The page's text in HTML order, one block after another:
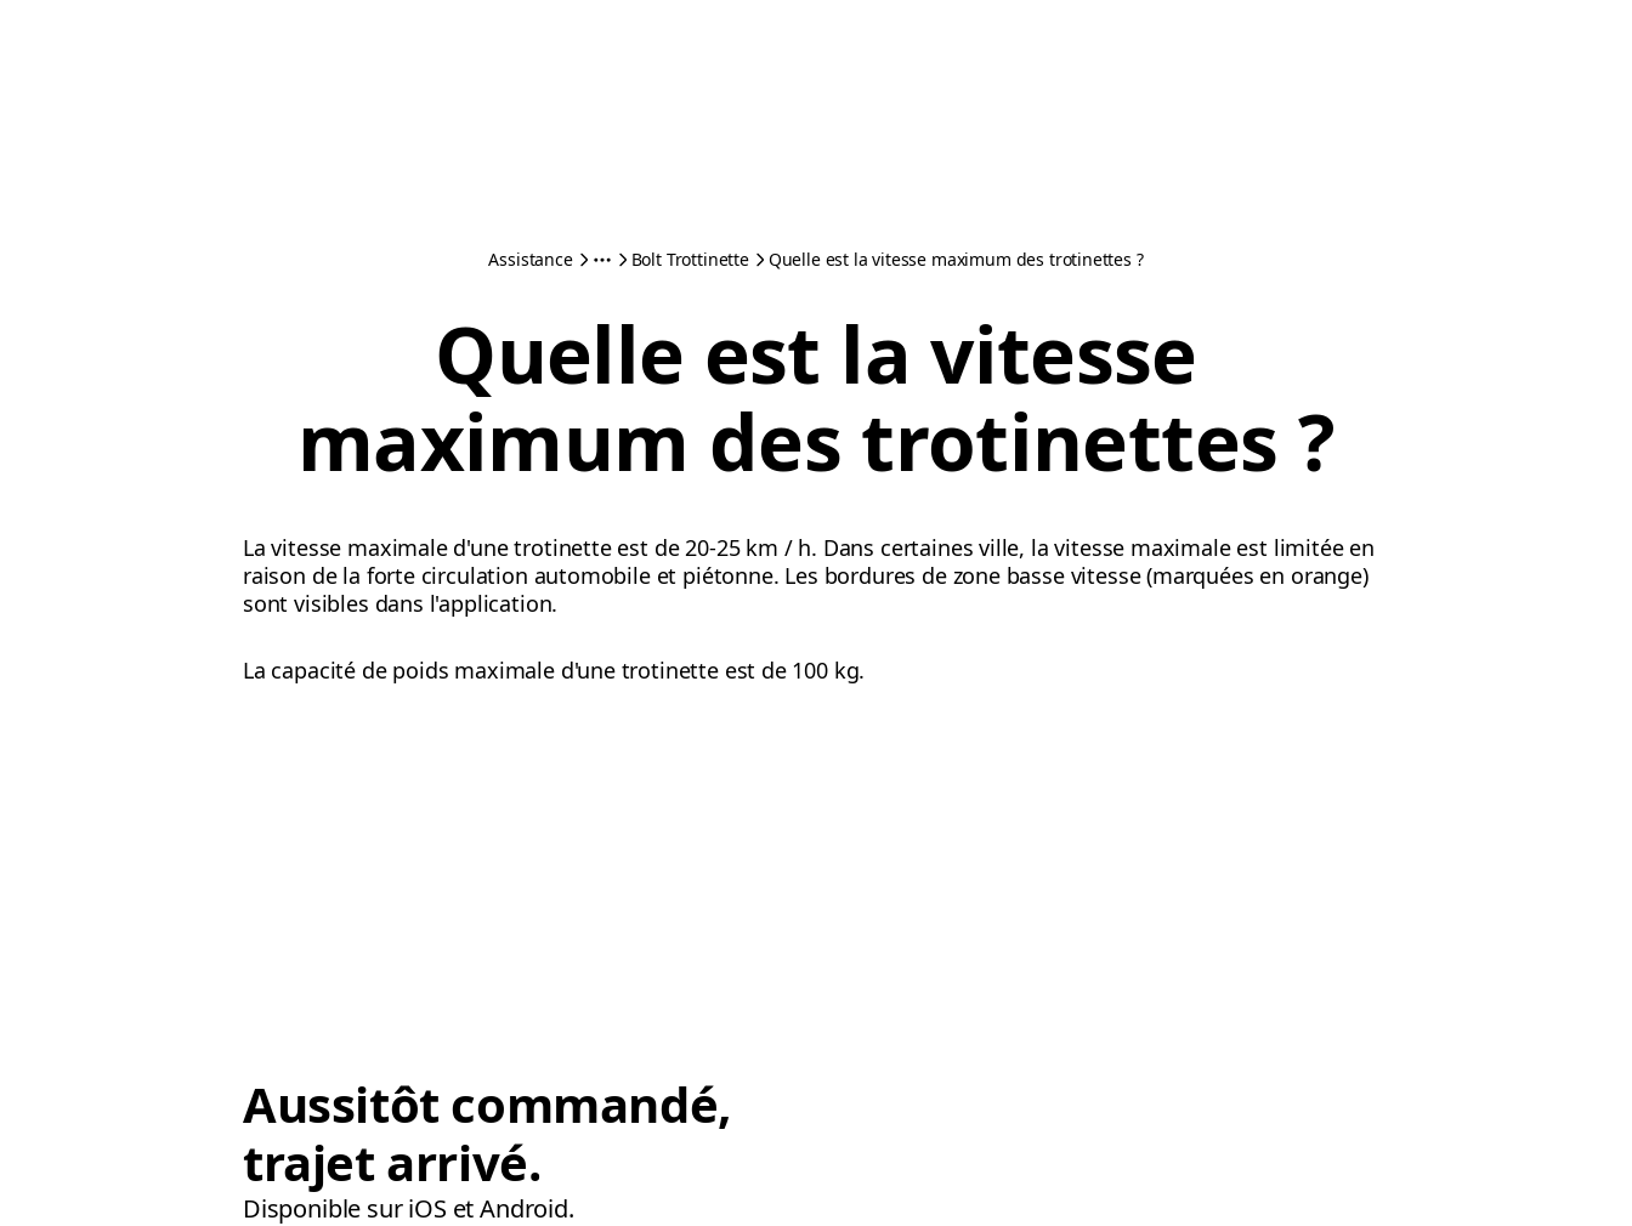
Assistance Bolt Trottinette Quelle est la vitesse maximum des trotinettes ?
Quelle est la vitesse
maximum des trotinettes ?
La vitesse maximale d'une trotinette est de 20-25 km / h. Dans certaines ville, la vitesse maximale est limitée en
raison de la forte circulation automobile et piétonne. Les bordures de zone basse vitesse (marquées en orange)
sont visibles dans l'application.
La capacité de poids maximale d'une trotinette est de 100 kg.
Aussitôt commandé,
trajet arrivé.
Disponible sur iOS et Android.